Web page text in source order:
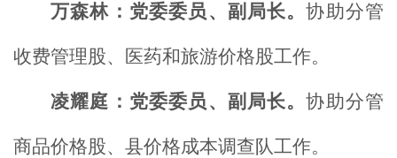
万森林：党委委员、副局长。协助分管
收费管理股、医药和旅游价格股工作。
凌耀庭：党委委员、副局长。协助分管
商品价格股、县价格成本调查队工作。